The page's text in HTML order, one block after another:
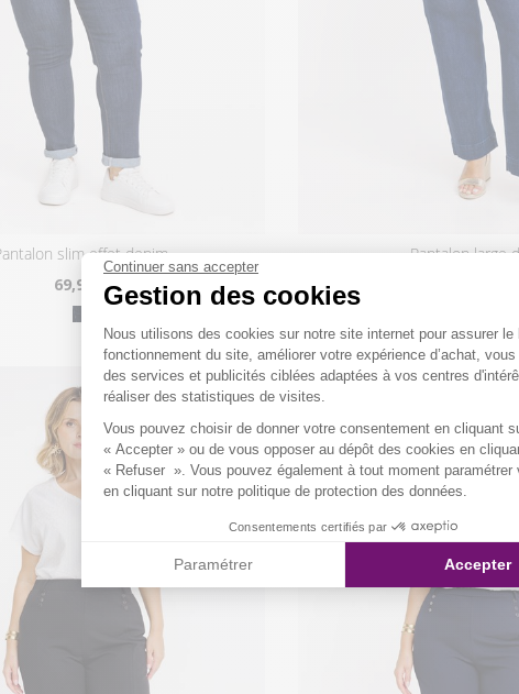
Continuer sans accepter
Gestion des cookies
Plateforme de Gestion du
Nous utilisons des cookies sur notre site internet pour assurer le
fonctionnement du site, améliorer votre expérience d’achat, vous
des services et publicités ciblées adaptées à vos centres
réaliser des statistiques de visites.
Vous pouvez choisir de donner votre consentement en cliquant
« Accepter » ou de vous opposer au dépôt des cookies en
« Refuser ». Vous pouvez également à tout moment paramétrer
en cliquant sur notre politique de protection des données.
Consentements certifiés par
Paramétrer Accepter
pantalon slim effet denim
69,95 €
pantalon large